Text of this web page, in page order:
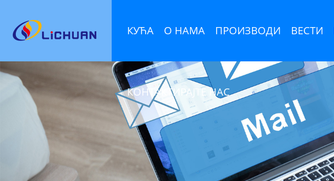
КУЋА О НАМА ПРОИЗВОДИ ВЕСТИ
КОНТАКТИРАЈТЕ НАС